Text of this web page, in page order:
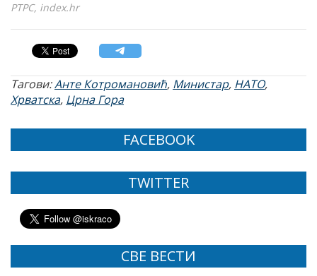
РТРС, index.hr
Тагови:Анте Котромановић, Министар, НАТО,
Хрватска, Црна Гора
FACEBOOK
TWITTER
СВЕ ВЕСТИ